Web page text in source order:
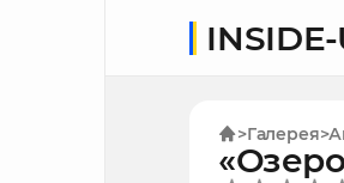
Галерея
«Озеро